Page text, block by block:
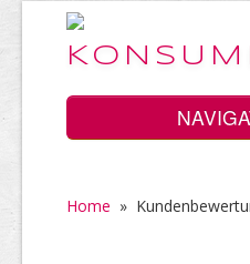
Home
Home »